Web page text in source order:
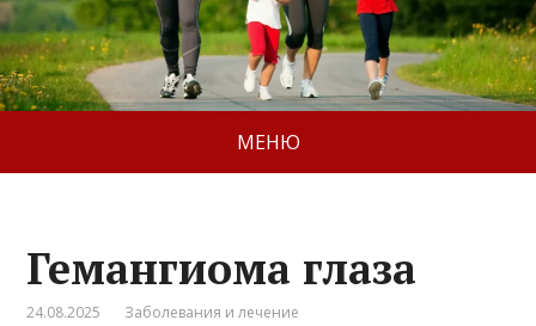
МЕНЮ
Гемангиома глаза
24.08.2025 Заболевания и лечение